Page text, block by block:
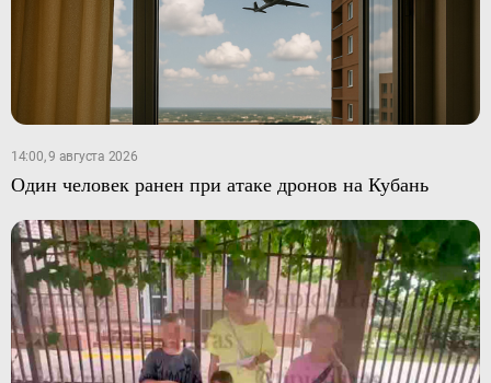
14:00, 9 августа 2026
Один человек ранен при атаке дронов на Кубань